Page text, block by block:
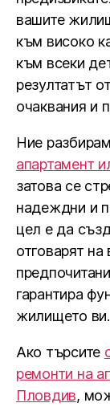
вашите
към високо
към всеки
резултатът
очаквания и
Ние
апартамент
затова се
надеждни и
цел е да
отговарят
гарантира
жилището ви.
Ако търсите
ремонти на
Пловдив,